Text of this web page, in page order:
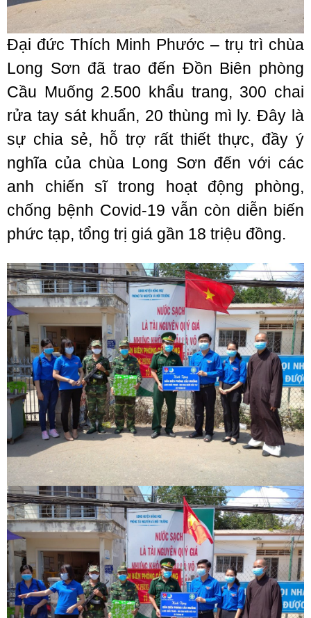
Đại đức Thích Minh Phước – trụ trì chùa
Long Sơn đã trao đến Đồn Biên phòng
Cầu Muống 2.500 khẩu trang, 300 chai
rửa tay sát khuẩn, 20 thùng mì ly. Đây là
sự chia sẻ, hỗ trợ rất thiết thực, đầy ý
nghĩa của chùa Long Sơn đến với các
anh chiến sĩ trong hoạt động phòng,
chống bệnh Covid-19 vẫn còn diễn biến
phức tạp, tổng trị giá gần 18 triệu đồng.